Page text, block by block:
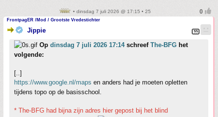
• dinsdag 7 juli 2026 @ 17:15 • 25
FrontpagER /Mod / Grootste Vredestichter
Jippie
Op dinsdag 7 juli 2026 17:14schreef The-BFG het
volgende:
[..]
https://www.google.nl/maps en anders had je moeten opletten
tijdens topo op de basisschool.
* The-BFG had bijna zijn adres hier gepost bij het blind